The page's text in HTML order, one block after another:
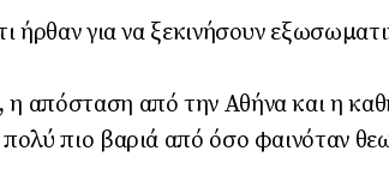
ήρθαν για να ξεκινήσουν
απόσταση από την Αθήνα και η
πιο βαριά από όσο φαινόταν